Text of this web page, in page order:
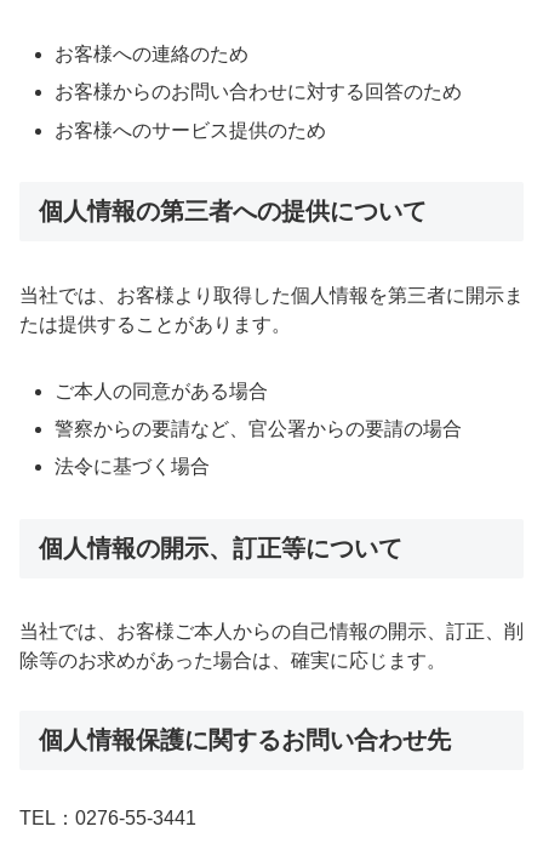
お客様への連絡のため
お客様からのお問い合わせに対する回答のため
お客様へのサービス提供のため
個人情報の第三者への提供について
当社では、お客様より取得した個人情報を第三者に開示ま
たは提供することがあります。
ご本人の同意がある場合
警察からの要請など、官公署からの要請の場合
法令に基づく場合
個人情報の開示、訂正等について
当社では、お客様ご本人からの自己情報の開示、訂正、削
除等のお求めがあった場合は、確実に応じます。
個人情報保護に関するお問い合わせ先
TEL：0276-55-3441